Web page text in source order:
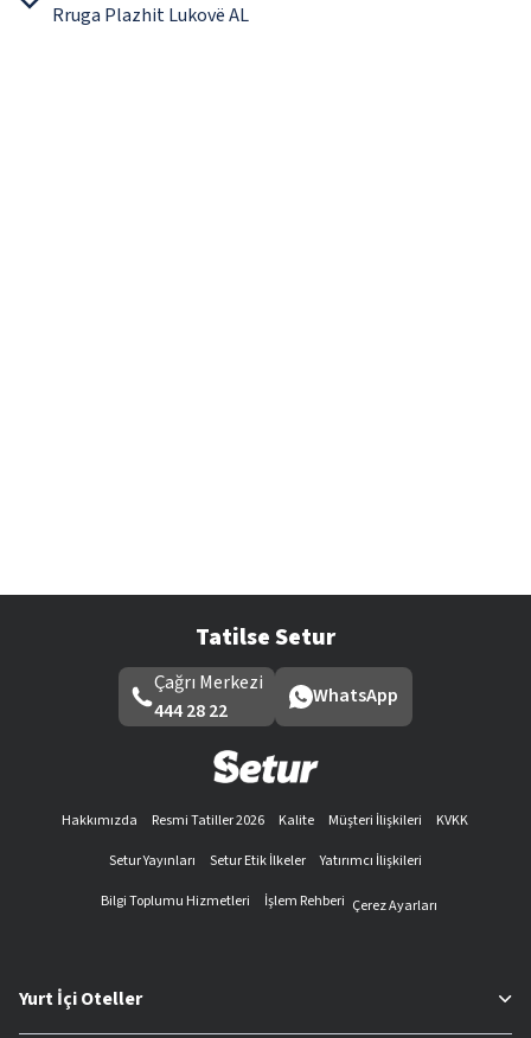
Rruga Plazhit Lukovë AL
Tatilse Setur
Çağrı Merkezi
444 28 22
WhatsApp
Hakkımızda Resmi Tatiller 2026 Kalite Müşteri İlişkileri
KVKK
Setur Yayınları
Setur Etik İlkeler
Yatırımcı İlişkileri
Bilgi Toplumu Hizmetleri
İşlem Rehberi Çerez Ayarları
Yurt İçi Oteller